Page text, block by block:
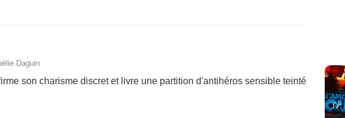
Daguin
son charisme discret et livre une partition d'antihéros sensible teinté